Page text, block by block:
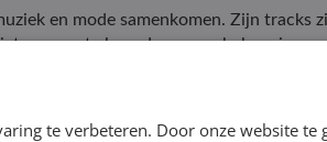
en mode samenkomen. Zijn tracks
om ons te benaderen, we helpen je
te verbeteren. Door onze website te